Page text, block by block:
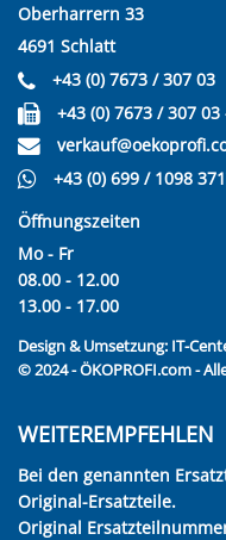
Oberharrern 33
4691 Schlatt
+43 (0) 7673 / 307 03
+43 (0) 7673 / 307 03
+43 (0) 699 / 1098
Öffnungszeiten
Mo - Fr
08.00 - 12.00
13.00 - 17.00
Design & Umsetzung: IT-
© 2024 - ÖKOPROFI.com -
WEITEREMPFEHLEN
Bei den genannten
Original-Ersatzteile.
Original